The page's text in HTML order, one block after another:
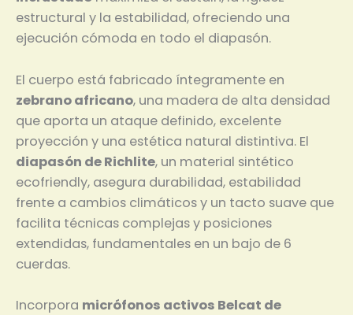
estructural y la estabilidad, ofreciendo una
ejecución cómoda en todo el diapasón.
El cuerpo está fabricado íntegramente en
zebrano africano, una madera de alta densidad
que aporta un ataque definido, excelente
proyección y una estética natural distintiva. El
diapasón de Richlite, un material sintético
ecofriendly, asegura durabilidad, estabilidad
frente a cambios climáticos y un tacto suave que
facilita técnicas complejas y posiciones
extendidas, fundamentales en un bajo de 6
cuerdas.
Incorpora micrófonos activos Belcat de